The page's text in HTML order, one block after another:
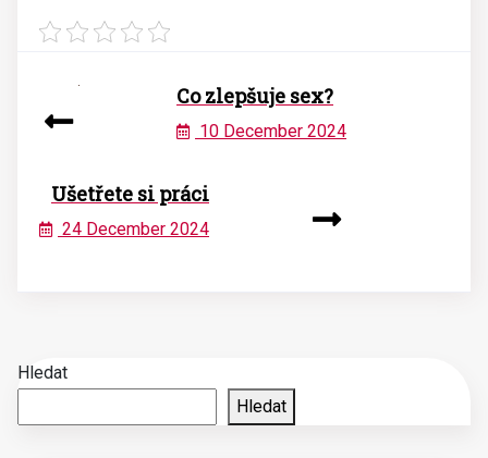
Co zlepšuje sex?
10 December 2024
Ušetřete si práci
24 December 2024
Hledat
Hledat